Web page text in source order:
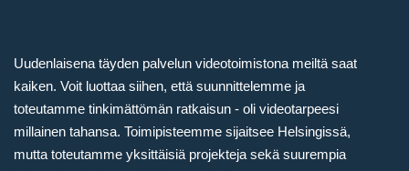
Uudenlaisena täyden palvelun videotoimistona meiltä saat
kaiken. Voit luottaa siihen, että suunnittelemme ja
toteutamme tinkimättömän ratkaisun - oli videotarpeesi
millainen tahansa. Toimipisteemme sijaitsee Helsingissä,
mutta toteutamme yksittäisiä projekteja sekä suurempia